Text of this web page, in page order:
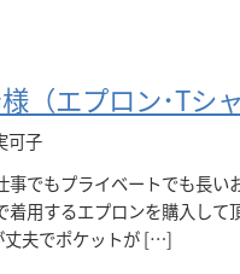
（エプロン･Tシャ
可子
でもプライベートでも長い
用するエプロンを購入して
丈夫でポケットが […]